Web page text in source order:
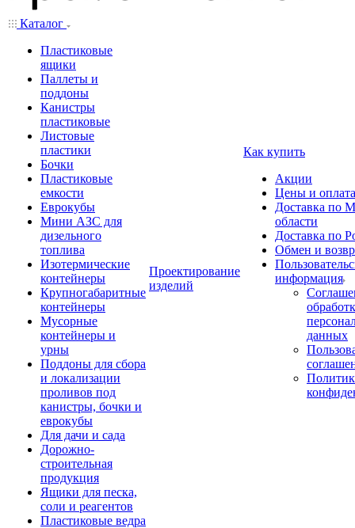
Каталог
Пластиковые
ящики
Паллеты и
поддоны
Канистры
пластиковые
Листовые
пластики
Бочки
Пластиковые
емкости
Еврокубы
Мини АЗС для
дизельного
топлива
Изотермические
контейнеры
Крупногабаритные
контейнеры
Мусорные
контейнеры и
урны
Поддоны для сбора
и локализации
проливов под
канистры, бочки и
еврокубы
Для дачи и сада
Дорожно-
строительная
продукция
Ящики для песка,
соли и реагентов
Пластиковые ведра
Проектирование
изделий
Как купить
Акции
Цены и оплата
Доставка по
области
Доставка по
Обмен и
информация
данных